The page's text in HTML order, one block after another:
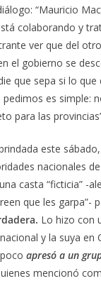
“Mauricio
colaborando y
ver que del
el gobierno se
que sepa si lo que
es simple:
para las
este
nacionales
casta “ficticia” -
que les garpa”-
Lo hizo con
y la suya en
apresó a un
mencionó